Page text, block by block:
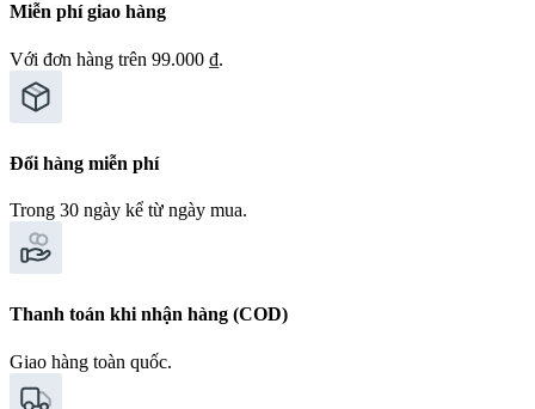
Miễn phí giao hàng
Với đơn hàng trên 99.000 ₫.
Đổi hàng miễn phí
Trong 30 ngày kể từ ngày mua.
Thanh toán khi nhận hàng (COD)
Giao hàng toàn quốc.